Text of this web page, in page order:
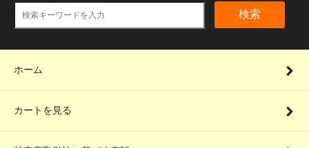
検索
ホーム
カートを見る